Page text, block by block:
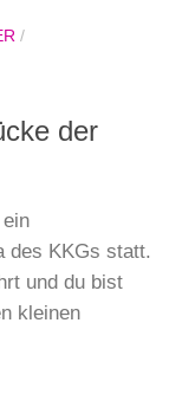
/
der
des KKGs statt.
und du bist
kleinen